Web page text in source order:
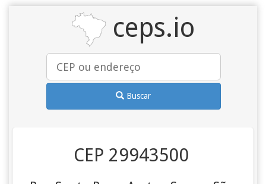
ceps.io
Buscar
CEP 29943500